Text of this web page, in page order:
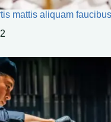
mattis aliquam